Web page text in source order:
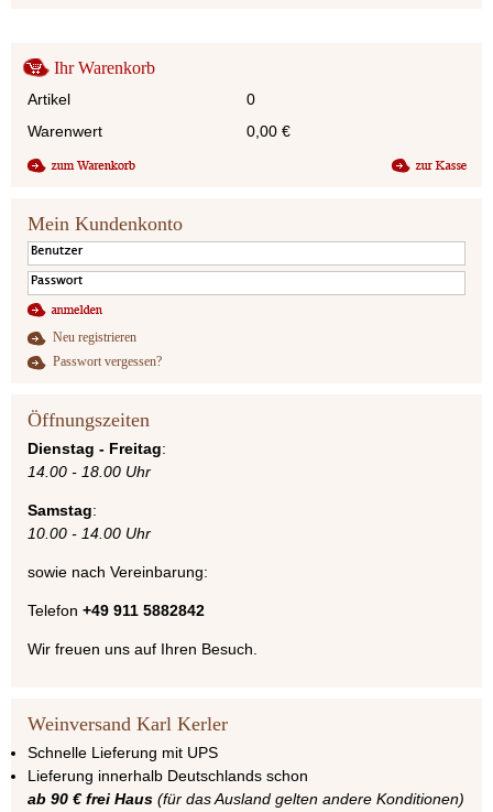
Ihr Warenkorb
Artikel
0
Warenwert
0,00 €
Mein Kundenkonto
Neu registrieren
Passwort vergessen?
Öffnungszeiten
Dienstag - Freitag:
14.00 - 18.00 Uhr
Samstag:
10.00 - 14.00 Uhr
sowie nach Vereinbarung:
Telefon +49 911 5882842
Wir freuen uns auf Ihren Besuch.
Weinversand Karl Kerler
Schnelle Lieferung mit UPS
Lieferung innerhalb Deutschlands schon
ab 90 € frei Haus (für das Ausland gelten andere Konditionen)